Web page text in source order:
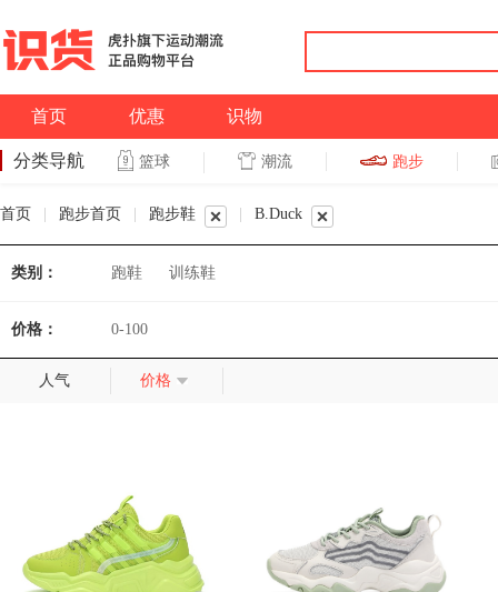
首页 优惠 识物
分类导航 篮球 潮流 跑步
首页 跑步首页 跑步鞋 B.Duck
类别： 跑鞋 训练鞋
价格： 0-100
人气 价格